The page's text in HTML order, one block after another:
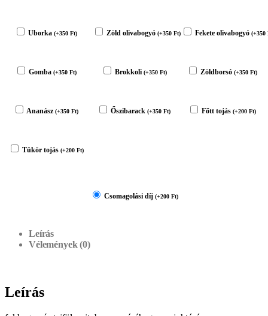
Uborka(+350Ft) Zöld olivabogyó(+350Ft) Fekete olivabogyó (+350
Gomba(+350Ft) Brokkoli (+350 Ft) Zöldborsó(+350Ft)
Ananász(+350Ft) Őszibarack(+350Ft) Főtt tojás(+200Ft)
Tükör tojás (+200 Ft)
Csomagolási díj (+200 Ft)
Leírás
Vélemények (0)
Leírás